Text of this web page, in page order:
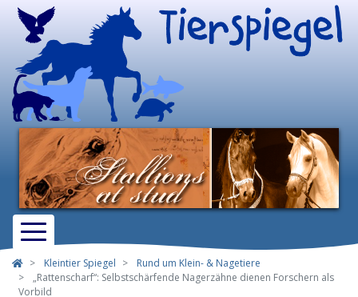
Kleintier Spiegel
Rund um Klein- & Nagetiere
„Rattenscharf“: Selbstschärfende Nagerzähne dienen Forschern als
Vorbild